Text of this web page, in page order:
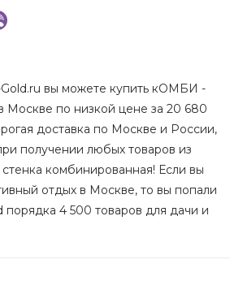
вы можете купить кОМБИ -
по низкой цене за 20 680
доставка по Москве и России,
получении любых товаров из
комбинированная! Если вы
отдых в Москве, то вы попали
порядка 4 500 товаров для дачи и